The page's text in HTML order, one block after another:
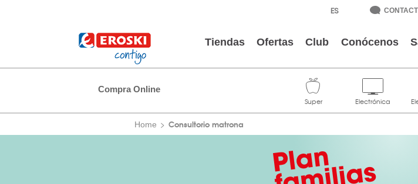
Tiendas Ofertas Club Conócenos
Compra Online
Home Consultorio matrona